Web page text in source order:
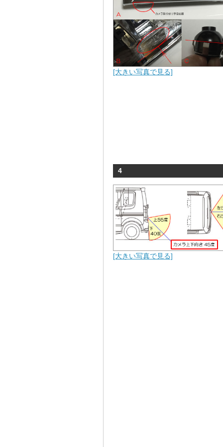
[大きい写真で見る]
4
[大きい写真で見る]